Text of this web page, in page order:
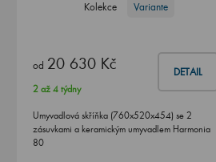
Kolekce Variante
od 20 630 Kč DETAIL
2 až 4 týdny
Umyvadlová skříňka (760x520x454) se 2
zásuvkami a keramickým umyvadlem Harmonia
80